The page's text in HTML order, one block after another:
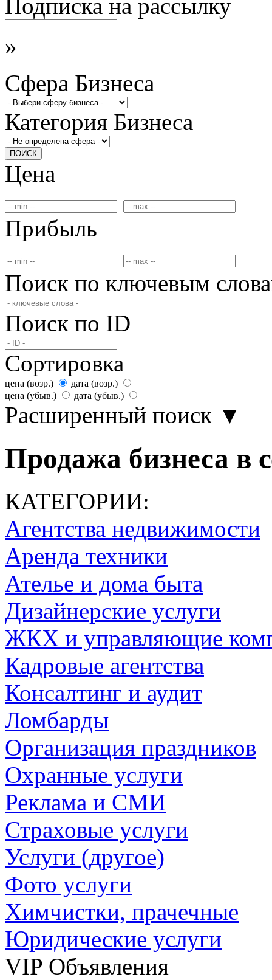
Подписка на рассылку
»
Сфера Бизнеса
Категория Бизнеса
ПОИСК
Цена
Прибыль
Поиск по ключевым
Поиск по ID
Сортировка
цена (возр.)
дата (возр.)
цена (убыв.)
дата (убыв.)
Расширенный поиск ▼
Продажа бизнеса в
КАТЕГОРИИ:
Агентства недвижимости
Аренда техники
Ателье и дома быта
Дизайнерские услуги
ЖКХ и управляющие
Кадровые агентства
Консалтинг и аудит
Ломбарды
Организация праздников
Охранные услуги
Реклама и СМИ
Страховые услуги
Услуги (другое)
Фото услуги
Химчистки, прачечные
Юридические услуги
VIP Объявления